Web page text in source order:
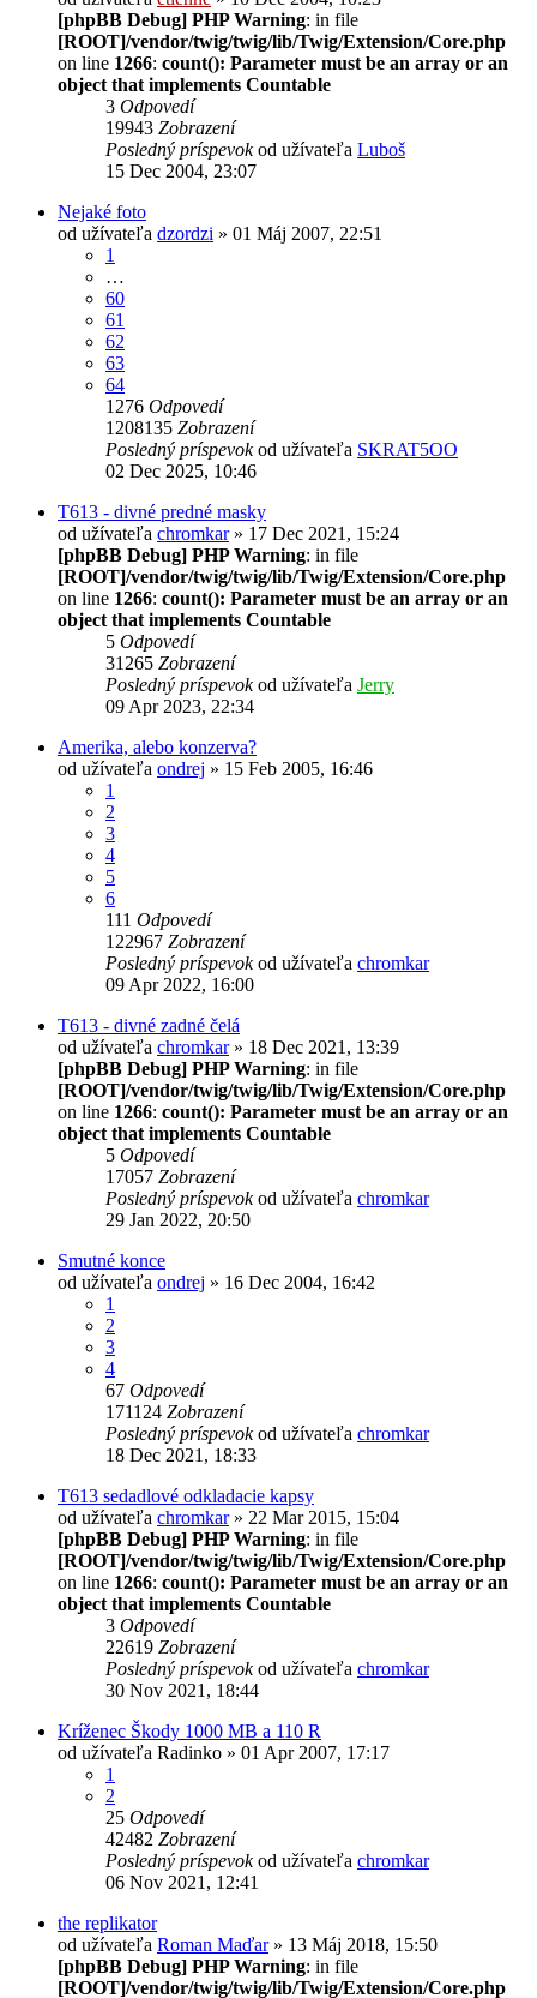
[phpBB Debug] PHP Warning: in file
[ROOT]/vendor/twig/twig/lib/Twig/Extension/Core.php
on line 1266: count(): Parameter must be an array or an
object that implements Countable
3 Odpovedí
19943 Zobrazení
Posledný príspevokod užívateľa Luboš
15 Dec 2004, 23:07
Nejaké foto
od užívateľa dzordzi » 01 Máj 2007, 22:51
1
…
60
61
62
63
64
1276 Odpovedí
1208135 Zobrazení
Posledný príspevokod užívateľa SKRAT5OO
02 Dec 2025, 10:46
T613 - divné predné masky
od užívateľa chromkar» 17 Dec 2021, 15:24
[phpBB Debug] PHP Warning: in file
[ROOT]/vendor/twig/twig/lib/Twig/Extension/Core.php
on line 1266: count(): Parameter must be an array or an
object that implements Countable
5 Odpovedí
31265 Zobrazení
Posledný príspevokod užívateľa Jerry
09 Apr 2023, 22:34
Amerika, alebo konzerva?
od užívateľa ondrej » 15 Feb 2005, 16:46
1
2
3
4
5
6
111 Odpovedí
122967 Zobrazení
Posledný príspevokod užívateľa chromkar
09 Apr 2022, 16:00
T613 - divné zadné čelá
od užívateľa chromkar» 18 Dec 2021, 13:39
[phpBB Debug] PHP Warning: in file
[ROOT]/vendor/twig/twig/lib/Twig/Extension/Core.php
on line 1266: count(): Parameter must be an array or an
object that implements Countable
5 Odpovedí
17057 Zobrazení
Posledný príspevokod užívateľa chromkar
29 Jan 2022, 20:50
Smutné konce
od užívateľa ondrej » 16 Dec 2004, 16:42
1
2
3
4
67 Odpovedí
171124 Zobrazení
Posledný príspevokod užívateľa chromkar
18 Dec 2021, 18:33
T613 sedadlové odkladacie kapsy
od užívateľa chromkar» 22 Mar 2015, 15:04
[phpBB Debug] PHP Warning: in file
[ROOT]/vendor/twig/twig/lib/Twig/Extension/Core.php
on line 1266: count(): Parameter must be an array or an
object that implements Countable
3 Odpovedí
22619 Zobrazení
Posledný príspevokod užívateľa chromkar
30 Nov 2021, 18:44
Kríženec Škody 1000 MB a 110 R
od užívateľa Radinko » 01 Apr 2007, 17:17
1
2
25 Odpovedí
42482 Zobrazení
Posledný príspevokod užívateľa chromkar
06 Nov 2021, 12:41
the replikator
od užívateľa Roman Maďar» 13 Máj 2018, 15:50
[phpBB Debug] PHP Warning: in file
[ROOT]/vendor/twig/twig/lib/Twig/Extension/Core.php